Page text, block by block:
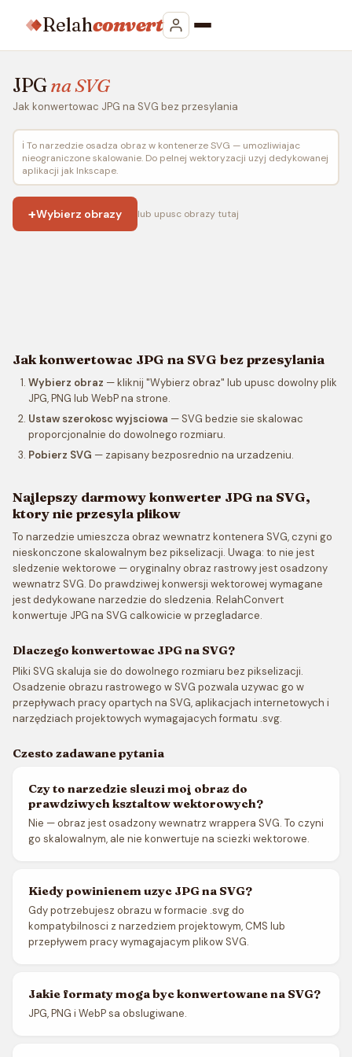
Relahconvert
JPGna SVG
Jak konwertowac JPG na SVG bez przesylania
ℹ️ To narzedzie osadza obraz w kontenerze SVG — umozliwiajac
nieograniczone skalowanie. Do pelnej wektoryzacji uzyj dedykowanej
aplikacji jak Inkscape.
+Wybierz obrazy lub upusc obrazy tutaj
Jak konwertowac JPG na SVG bez przesylania
Wybierz obraz — kliknij "Wybierz obraz" lub upusc dowolny plik
JPG, PNG lub WebP na strone.
Ustaw szerokosc wyjsciowa — SVG bedzie sie skalowac
proporcjonalnie do dowolnego rozmiaru.
Pobierz SVG — zapisany bezposrednio na urzadzeniu.
Najlepszy darmowy konwerter JPG na SVG,
ktory nie przesyla plikow
To narzedzie umieszcza obraz wewnatrz kontenera SVG, czyni go
nieskonczone skalowalnym bez pikselizacji. Uwaga: to nie jest
sledzenie wektorowe — oryginalny obraz rastrowy jest osadzony
wewnatrz SVG. Do prawdziwej konwersji wektorowej wymagane
jest dedykowane narzedzie do sledzenia. RelahConvert
konwertuje JPG na SVG calkowicie w przegladarce.
Dlaczego konwertowac JPG na SVG?
Pliki SVG skaluja sie do dowolnego rozmiaru bez pikselizacji.
Osadzenie obrazu rastrowego w SVG pozwala uzywac go w
przepływach pracy opartych na SVG, aplikacjach internetowych i
narzędziach projektowych wymagajacych formatu .svg.
Czesto zadawane pytania
Czy to narzedzie sleuzi moj obraz do
prawdziwych ksztaltow wektorowych?
Nie — obraz jest osadzony wewnatrz wrappera SVG. To czyni
go skalowalnym, ale nie konwertuje na sciezki wektorowe.
Kiedy powinienem uzyc JPG na SVG?
Gdy potrzebujesz obrazu w formacie .svg do
kompatybilnosci z narzedziem projektowym, CMS lub
przepływem pracy wymagajacym plikow SVG.
Jakie formaty moga byc konwertowane na SVG?
JPG, PNG i WebP sa obslugiwane.